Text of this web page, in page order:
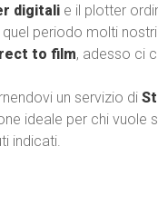
digitali e il plotter
periodo molti
to film, adesso ci
un servizio di
ideale per chi vuole
indicati.